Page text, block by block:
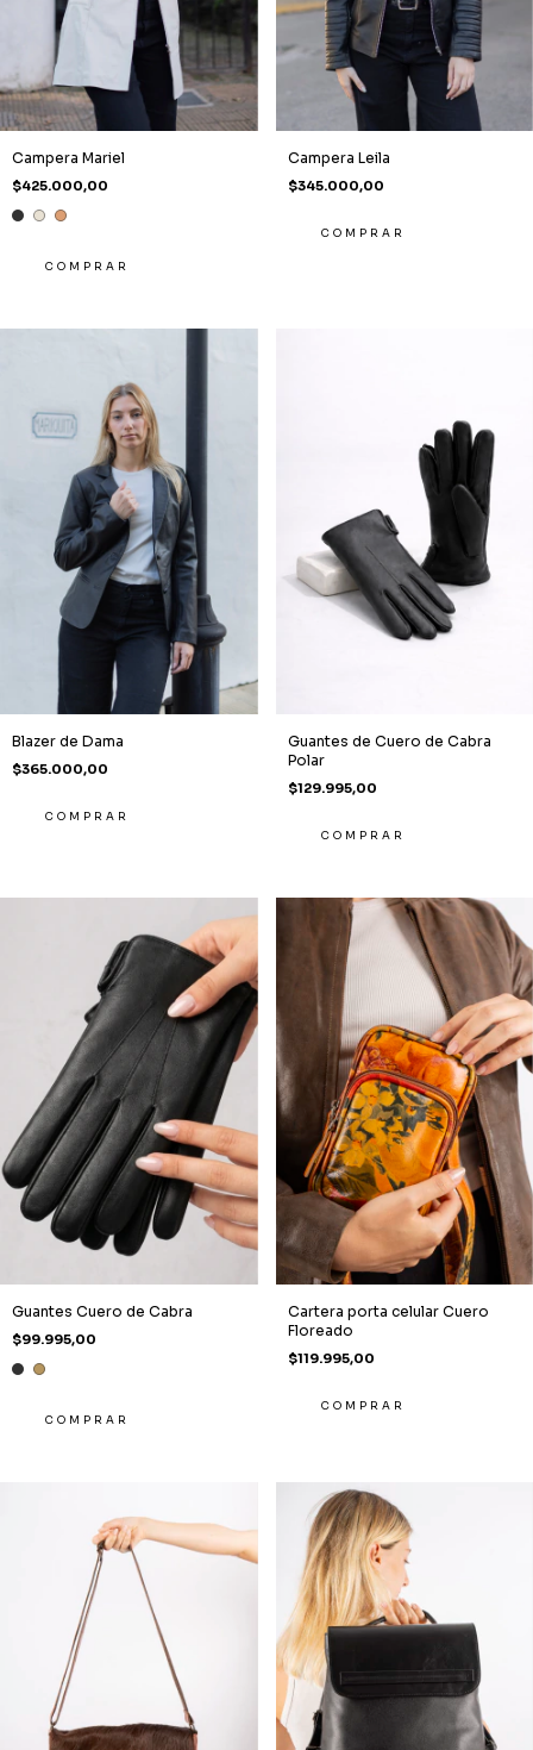
Campera Mariel
$425.000,00
COMPRAR
Campera Leila
$345.000,00
COMPRAR
Blazer de Dama
$365.000,00
COMPRAR
Guantes de Cuero de Cabra
Polar
$129.995,00
COMPRAR
Guantes Cuero de Cabra
$99.995,00
COMPRAR
Cartera porta celular Cuero
Floreado
$119.995,00